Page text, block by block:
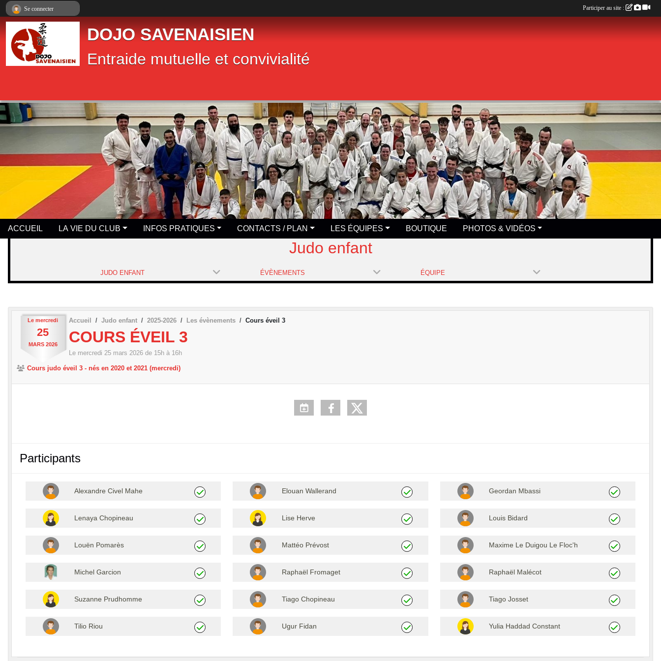
DOJO SAVENAISIEN
Entraide mutuelle et convivialité
ACCUEIL LA VIE DU CLUB INFOS PRATIQUES CONTACTS / PLAN LES ÉQUIPES BOUTIQUE PHOTOS & VIDÉOS
Judo enfant
JUDO ENFANT ÉVÈNEMENTS ÉQUIPE
Le mercredi
25
MARS 2026
Accueil Judo enfant 2025-2026 Les évènements Cours éveil 3
COURS ÉVEIL 3
Le mercredi 25 mars 2026 de 15h à 16h
Cours judo éveil 3 - nés en 2020 et 2021 (mercredi)
Participants
Alexandre Civel Mahe Elouan Wallerand Geordan Mbassi
Lenaya Chopineau Lise Herve Louis Bidard
Louën Pomarès Mattéo Prévost Maxime Le Duigou Le Floc'h
Michel Garcion Raphaël Fromaget Raphaël Malécot
Suzanne Prudhomme Tiago Chopineau Tiago Josset
Tilio Riou Ugur Fidan Yulia Haddad Constant
Se connecter Participer au site :
Panneau de gestion des cookies